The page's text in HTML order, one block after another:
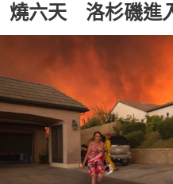
燒六天 洛杉磯進